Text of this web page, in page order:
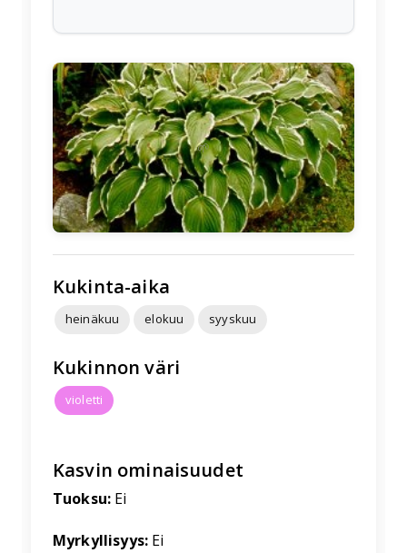
🌱
Kukinta-aika
heinäkuu elokuu syyskuu
Kukinnon väri
violetti
Kasvin ominaisuudet
Tuoksu: Ei
Myrkyllisyys: Ei